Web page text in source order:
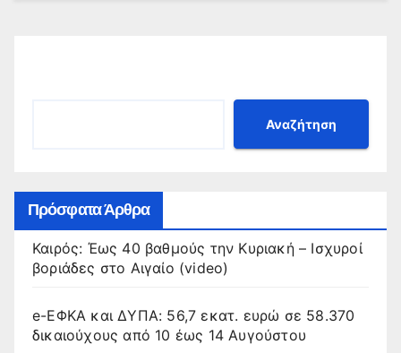
Αναζήτηση
Πρόσφατα Άρθρα
Καιρός: Έως 40 βαθμούς την Κυριακή – Ισχυροί
βοριάδες στο Αιγαίο (video)
e-ΕΦΚΑ και ΔΥΠΑ: 56,7 εκατ. ευρώ σε 58.370
δικαιούχους από 10 έως 14 Αυγούστου